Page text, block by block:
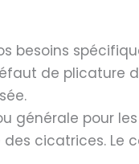
besoins
de plicature
générale pour
cicatrices. Le